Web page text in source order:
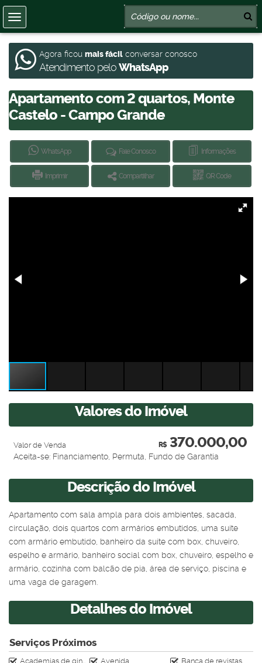
Agora ficou mais fácil conversar conosco
Atendimento peloWhatsApp
Apartamento com 2 quartos, Monte
Castelo - Campo Grande
WhatsApp Fale Conosco Informações
Imprimir Compartilhar QR Code
Valores do Imóvel
R$370.000,00
Valor de Venda
Aceita-se: Financiamento, Permuta, Fundo de Garantia
Descrição do Imóvel
Apartamento com sala ampla para dois ambientes, sacada,
circulação, dois quartos com armários embutidos, uma suíte
com armário embutido, banheiro da suíte com box, chuveiro,
espelho e armário, banheiro social com box, chuveiro, espelho e
armário, cozinha com balcão de pia, área de serviço, piscina e
uma vaga de garagem.
Detalhes do Imóvel
Serviços Próximos
Academias de ginástica Avenida
Banca de revistas